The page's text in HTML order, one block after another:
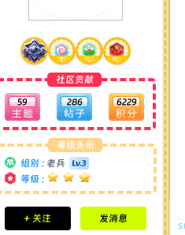
社区贡献
59 286 6229
等级头衔
组别 : 老兵
等级 :
积分成就
钻石 : 1 颗
+ 关注 发消息